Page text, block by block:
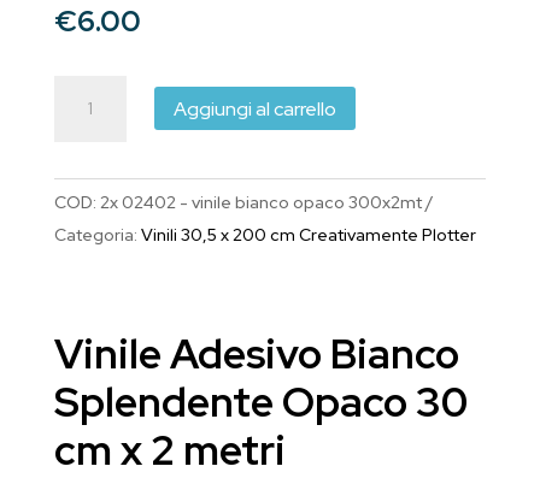
€6.00
Adesivo
Splendente
2
metri
quantità
Aggiungi al carrello
COD: 2x 02402 - vinile bianco opaco 300x2mt
Categoria: Vinili 30,5 x 200 cm Creativamente Plotter
Vinile Adesivo Bianco
Splendente Opaco 30
cm x 2 metri